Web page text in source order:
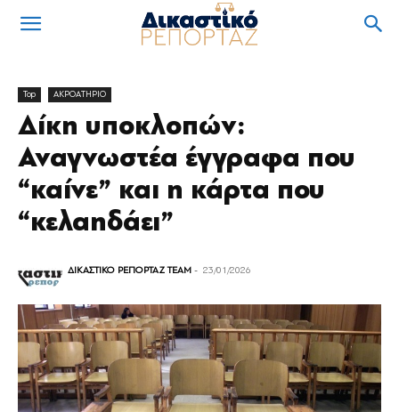
Top ΑΚΡΟΑΤΗΡΙΟ
Δίκη υποκλοπών:
Αναγνωστέα έγγραφα που
“καίνε” και η κάρτα που
“κελαηδάει”
ΔΙΚΑΣΤΙΚΟ ΡΕΠΟΡΤΑΖ TEAM - 23/01/2026